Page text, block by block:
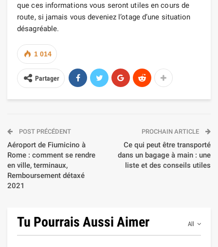
que ces informations vous seront utiles en cours de
route, si jamais vous deveniez l’otage d’une situation
désagréable.
1 014
Partager
POST PRÉCÉDENT
Aéroport de Fiumicino à
Rome : comment se rendre
en ville, terminaux,
Remboursement détaxé
2021
PROCHAIN ARTICLE
Ce qui peut être transporté
dans un bagage à main : une
liste et des conseils utiles
All
Tu Pourrais Aussi Aimer